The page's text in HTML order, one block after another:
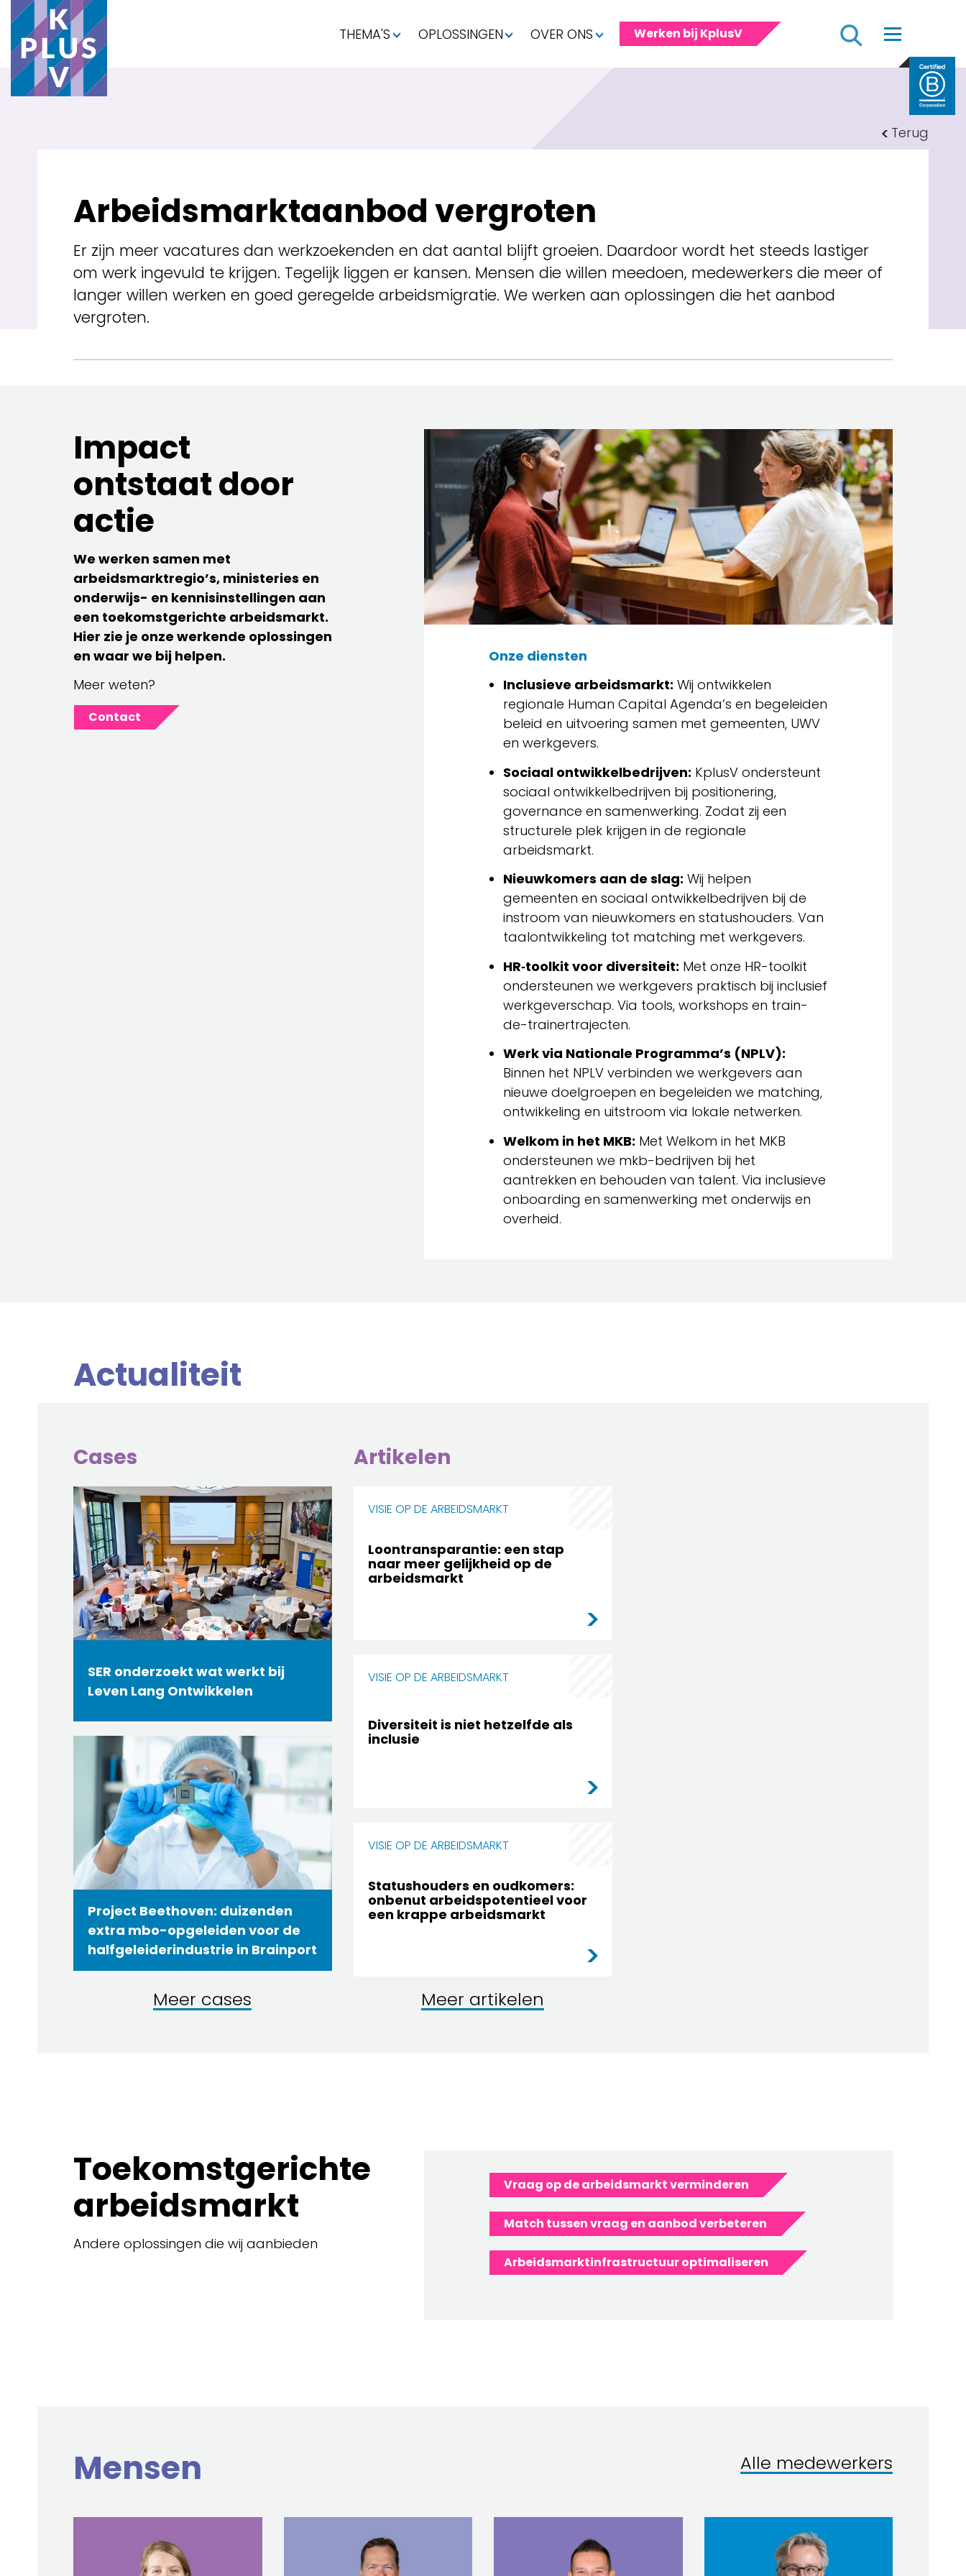
THEMA'S OPLOSSINGEN OVER ONS Werken bij KplusV Zoeken
Terug
Arbeidsmarktaanbod vergroten
Er zijn meer vacatures dan werkzoekenden en dat aantal blijft groeien. Daardoor wordt het steeds lastiger
om werk ingevuld te krijgen. Tegelijk liggen er kansen. Mensen die willen meedoen, medewerkers die meer of
langer willen werken en goed geregelde arbeidsmigratie. We werken aan oplossingen die het aanbod
vergroten.
Impact
ontstaat door
actie
We werken samen met
arbeidsmarktregio’s, ministeries en
onderwijs- en kennisinstellingen aan
een toekomstgerichte arbeidsmarkt.
Hier zie je onze werkende oplossingen
en waar we bij helpen.
Meer weten?
Contact
Onze diensten
Inclusieve arbeidsmarkt: Wij ontwikkelen
regionale Human Capital Agenda’s en begeleiden
beleid en uitvoering samen met gemeenten, UWV
en werkgevers.
Sociaal ontwikkelbedrijven: KplusV ondersteunt
sociaal ontwikkelbedrijven bij positionering,
governance en samenwerking. Zodat zij een
structurele plek krijgen in de regionale
arbeidsmarkt.
Nieuwkomers aan de slag: Wij helpen
gemeenten en sociaal ontwikkelbedrijven bij de
instroom van nieuwkomers en statushouders. Van
taalontwikkeling tot matching met werkgevers.
HR‑toolkit voor diversiteit: Met onze HR-toolkit
ondersteunen we werkgevers praktisch bij inclusief
werkgeverschap. Via tools, workshops en train-
de-trainertrajecten.
Werk via Nationale Programma’s (NPLV):
Binnen het NPLV verbinden we werkgevers aan
nieuwe doelgroepen en begeleiden we matching,
ontwikkeling en uitstroom via lokale netwerken.
Welkom in het MKB: Met Welkom in het MKB
ondersteunen we mkb-bedrijven bij het
aantrekken en behouden van talent. Via inclusieve
onboarding en samenwerking met onderwijs en
overheid.
Actualiteit
Cases
SER onderzoekt wat werkt bij
Leven Lang Ontwikkelen
Project Beethoven: duizenden
extra mbo-opgeleiden voor de
halfgeleiderindustrie in Brainport
Meer cases
Artikelen
VISIE OP DE ARBEIDSMARKT
Loontransparantie: een stap
naar meer gelijkheid op de
arbeidsmarkt
VISIE OP DE ARBEIDSMARKT
Diversiteit is niet hetzelfde als
inclusie
VISIE OP DE ARBEIDSMARKT
Statushouders en oudkomers:
onbenut arbeidspotentieel voor
een krappe arbeidsmarkt
Meer artikelen
Toekomstgerichte
arbeidsmarkt
Andere oplossingen die wij aanbieden
Vraag op de arbeidsmarkt verminderen
Match tussen vraag en aanbod verbeteren
Arbeidsmarktinfrastructuur optimaliseren
Mensen Alle medewerkers